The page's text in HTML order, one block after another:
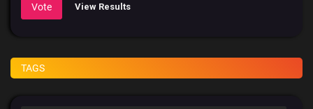
Vote View Results
TAGS